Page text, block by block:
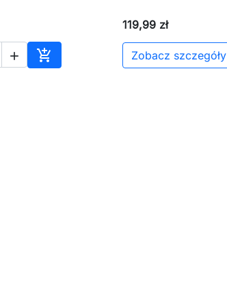
 
Dodaj do koszyka
119,99 zł
Zobacz szczegóły